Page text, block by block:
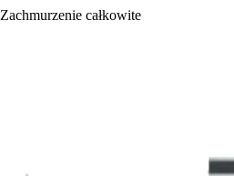
Zachmurzenie całkowite